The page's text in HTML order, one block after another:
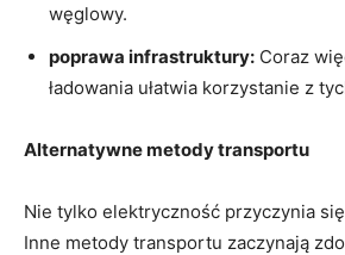
węglowy.
poprawa ⁣infrastruktury: Coraz
ładowania⁢ ułatwia ​korzystanie z
Alternatywne metody transportu
Nie tylko elektryczność przyczynia
Inne metody transportu zaczynają